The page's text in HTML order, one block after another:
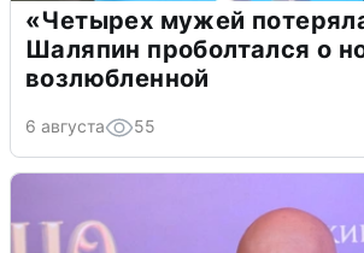
«Четырех мужей
Шаляпин проболтался о
возлюбленной
6 августа 55